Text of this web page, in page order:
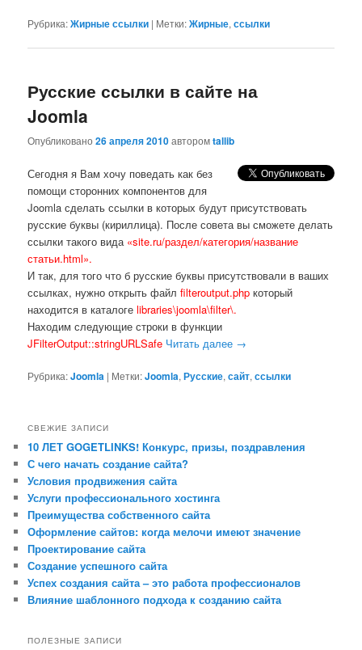
Рубрика:Жирные ссылки | Метки:Жирные,ссылки
Русские ссылки в сайте на
Joomla
Опубликовано26 апреля 2010авторомtallib
Сегодня я Вам хочу поведать как без
помощи сторонних компонентов для
Joomla сделать ссылки в которых будут присутствовать
русские буквы (кириллица). После совета вы сможете делать
ссылки такого вида«site.ru/раздел/категория/название
статьи.html».
И так, для того что б русские буквы присутствовали в ваших
ссылках, нужно открыть файлfilteroutput.php который
находится в каталогеlibraries\joomla\filter\.
Находим следующие строки в функции
JFilterOutput::stringURLSafe Читать далее →
Рубрика:Joomla | Метки:Joomla,Русские,сайт,ссылки
СВЕЖИЕ ЗАПИСИ
10 ЛЕТ GOGETLINKS! Конкурс, призы, поздравления
С чего начать создание сайта?
Условия продвижения сайта
Услуги профессионального хостинга
Преимущества собственного сайта
Оформление сайтов: когда мелочи имеют значение
Проектирование сайта
Создание успешного сайта
Успех создания сайта – это работа профессионалов
Влияние шаблонного подхода к созданию сайта
ПОЛЕЗНЫЕ ЗАПИСИ